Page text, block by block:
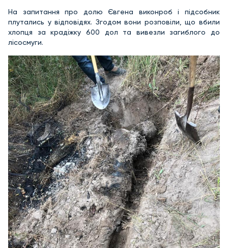
На запитання про долю Євгена виконроб і підсобник
плутались у відповідях. Згодом вони розповіли, що вбили
хлопця за крадіжку 600 дол та вивезли загиблого до
лісосмуги.